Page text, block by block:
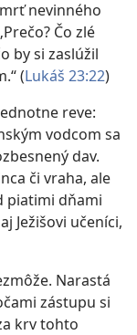
nevinného
Čo zlé
by si zaslúžil
(Lukáš 23:22)
reve:
vodcom sa
dav.
či vraha, ale
piatimi dňami
Ježišovi učeníci,
Narastá
zástupu si
krv tohto